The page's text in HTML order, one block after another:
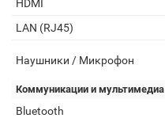
HDMI
LAN (RJ45)
Наушники / Микрофон
Коммуникации и мультимедиа
Bluetooth